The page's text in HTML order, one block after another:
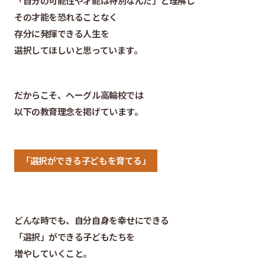
その才能を恐れることなく
存分に発揮できる人生を
選択してほしいと思っています。
だからこそ、ヘーグル高輪校では
以下の教育理念を掲げています。
「選択ができる子どもを育てる」
どんな時でも、自分自身を幸せにできる
「選択」ができる子どもたちを
増やしていくこと。